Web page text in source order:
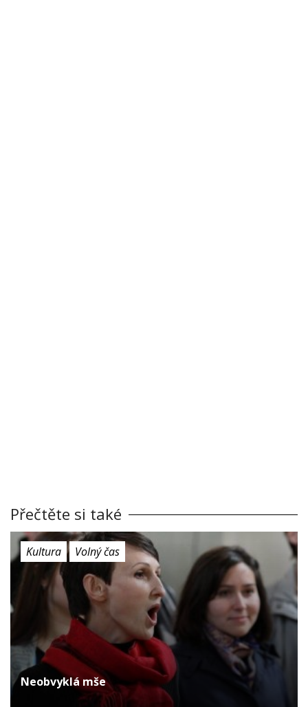
Přečtěte si také
Kultura Volný čas
Neobvyklá mše